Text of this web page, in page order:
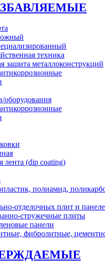
техника
защита металлоконструкций
оборудования
лента (dip coating)
полиамид,
отделочных плит и
стружечные плиты
панели
фибролитные,